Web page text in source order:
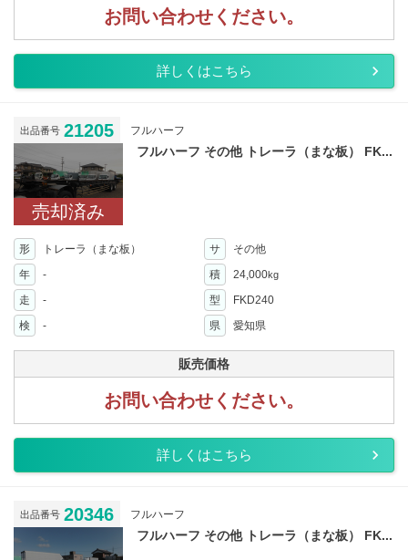
お問い合わせください。
詳しくはこちら
出品番号 21205 フルハーフ
売却済み
フルハーフ その他 トレーラ（まな板） FK...
形 トレーラ（まな板） サ
その他
年
- 積 24,000kg
走 - 型
FKD240
検
- 県 愛知県
販売価格
お問い合わせください。
詳しくはこちら
出品番号 20346 フルハーフ
フルハーフ その他 トレーラ（まな板） FK...